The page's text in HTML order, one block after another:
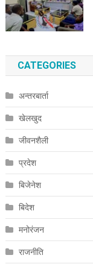
CATEGORIES
अन्तरबार्ता
खेलखुद
जीवनशैली
प्रदेश
बिजेनेश
बिदेश
मनोरंजन
राजनीति